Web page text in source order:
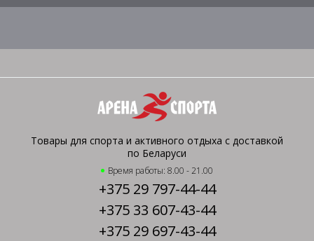
Товары для спорта и активного отдыха с доставкой
по Беларуси
Время работы: 8.00 - 21.00
+375 29 797-44-44
+375 33 607-43-44
+375 29 697-43-44